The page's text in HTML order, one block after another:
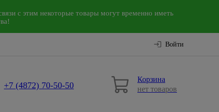
с этим некоторые товары могут временно иметь
Войти
+7 (4872) 70-50-50
Корзина
нет товаров